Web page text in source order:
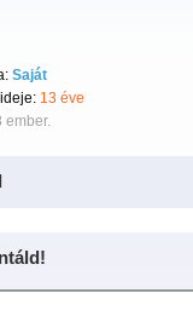
Saját
13 éve
ember.